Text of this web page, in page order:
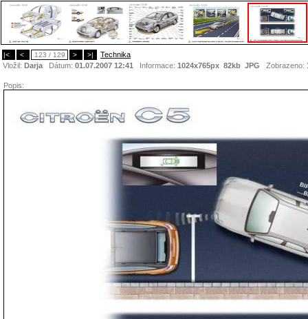
|< < 123 / 129 > >|
Technika
Vložil: Darja Dátum: 01.07.2007 12:41 Informace: 1024x765px 82kb JPG Zobrazeno:
Popis: